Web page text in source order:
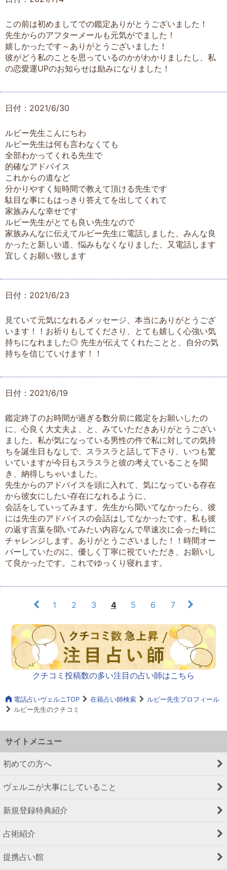
この前は初めましてでの鑑定ありがとうございました！
先生からのアフターメールも元気がでました！
嬉しかったです～ありがとうございました！
彼がどう私のことを思っているのかがわかりましたし、私
の恋愛運UPのお知らせは励みになりました！
日付：2021/6/30
ルビー先生こんにちわ
ルビー先生は何も言わなくても
全部わかってくれる先生で
的確なアドバイス
これからの道など
分かりやすく短時間で教えて頂ける先生です
駄目な事にもはっきり答えてを出してくれて
家族みんな幸せです
ルビー先生がとても良い先生なので
家族みんなに伝えてルビー先生に電話しました、みんな良
かったと新しい道、悩みもなくなりました、又電話します
宜しくお願い致します
日付：2021/6/23
見ていて元気になれるメッセージ、本当にありがとうござ
います！！お祈りもしてくださり、とても嬉しく心強い気
持ちになれました◎ 先生が伝えてくれたことと、自分の気
持ちを信じていけます！！
日付：2021/6/19
鑑定終了のお時間が過ぎる数分前に鑑定をお願いしたの
に、心良く大丈夫よ、と、みていただきありがとうござい
ました。私が気になっている男性の件で私に対しての気持
ちを誕生日もなしで、スラスラと話して下さり、いつも驚
いていますが今日もスラスラと彼の考えていることを聞
き、納得しちゃいました。
先生からのアドバイスを頭に入れて、気になっている存在
から彼女にしたい存在になれるように、
会話をしていってみます。先生から聞いてなかったら、彼
には先生のアドバイスの会話はしてなかったです。私も彼
の返す言葉を聞いてみたい内容なんで早速次に会った時に
チャレンジします。ありがとうございました！！時間オー
バーしていたのに、優しく丁寧に視ていただき、お願いし
て良かったです。これでゆっくり寝れます。
1 2 3 4 5 6 7
クチコミ投稿数の多い注目の占い師はこちら
電話占いヴェルニTOP 在籍占い師検索
ルビー先生プロフィール
ルビー先生のクチコミ
サイトメニュー
初めての方へ
ヴェルニが大事にしていること
新規登録特典紹介
占術紹介
提携占い館